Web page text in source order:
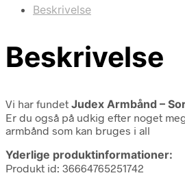
Beskrivelse
Beskrivelse
Vi har fundet Judex Armbånd –
Er du også på udkig efter noget
armbånd som kan bruges i all
Yderlige produktinformationer:
Produkt id: 36664765251742